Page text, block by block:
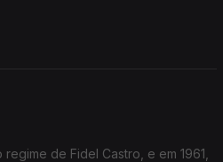
de Fidel Castro, e em 1961,